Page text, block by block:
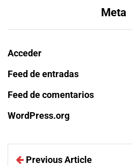
Meta
Acceder
Feed de entradas
Feed de comentarios
WordPress.org
Previous Article